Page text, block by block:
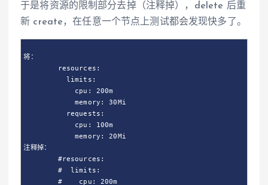
于是将资源的限制部分去掉（注释掉），delete 后重
新 create，在任意一个节点上测试都会发现快多了。
将：
        resources:
          limits:
            cpu: 200m
            memory: 30Mi
          requests:
            cpu: 100m
            memory: 20Mi
注释掉：
        #resources:
        #  limits:
        #    cpu: 200m